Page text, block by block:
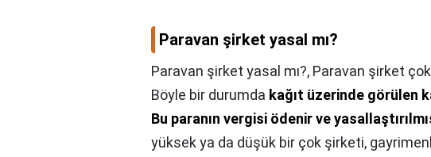
Paravan şirket yasal mı?
Paravan şirket yasal mı?, Paravan şirket
Böyle bir durumda kağıt üzerinde görülen
Bu paranın vergisi ödenir ve
yüksek ya da düşük bir çok şirketi,